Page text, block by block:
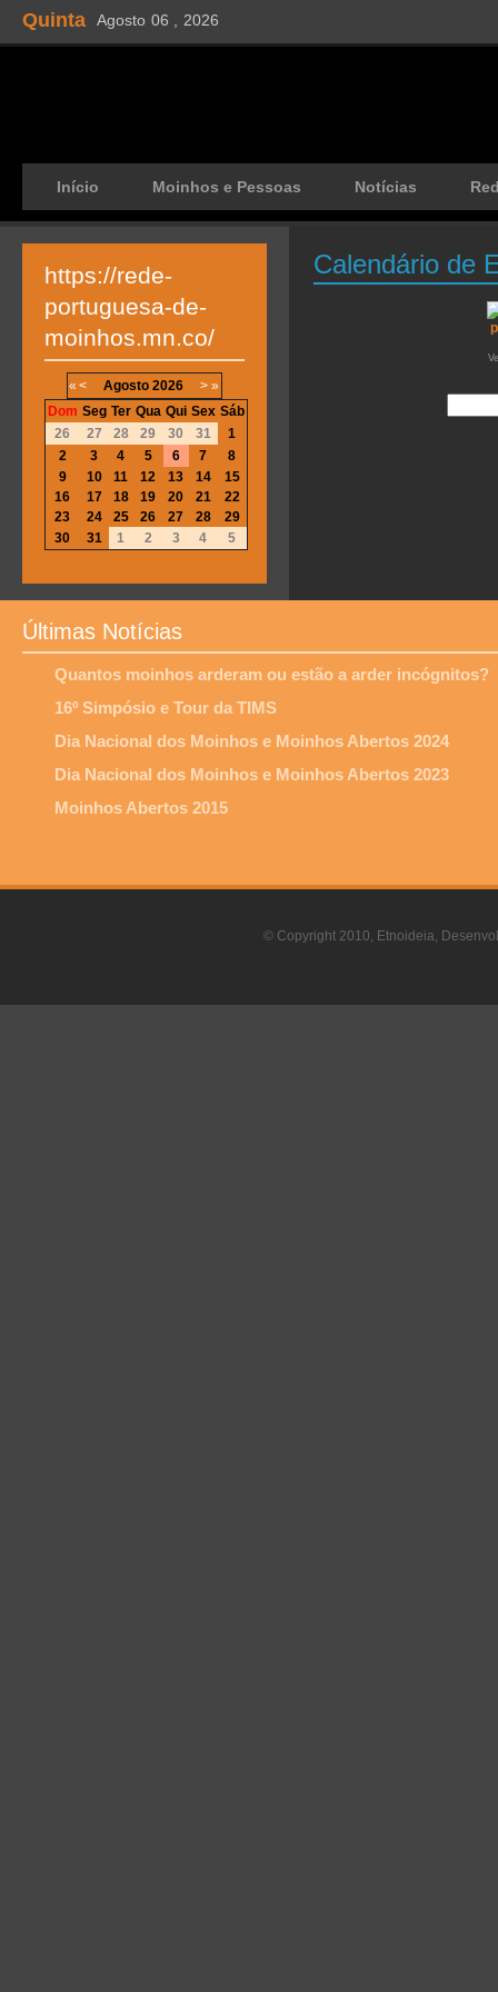
Quinta Agosto 06 , 2026
Início Moinhos e Pessoas Notícias
Calendário de
https://rede-
portuguesa-de-
moinhos.mn.co/
« < Agosto 2026 > »
Dom Seg Ter Qua Qui Sex Sáb
26
27 28 29 30 31
1
2
3 4 5 6 7
8
9
10 11 12 13 14
15
16
17 18 19 20 21
22
23
24 25 26 27 28
29
30
31 1 2 3 4 5
Últimas Notícias
Quantos moinhos arderam ou estão a arder incógnitos?
16º Simpósio e Tour da TIMS
Dia Nacional dos Moinhos e Moinhos Abertos 2024
Dia Nacional dos Moinhos e Moinhos Abertos 2023
Moinhos Abertos 2015
© Copyright 2010, Etnoideia,